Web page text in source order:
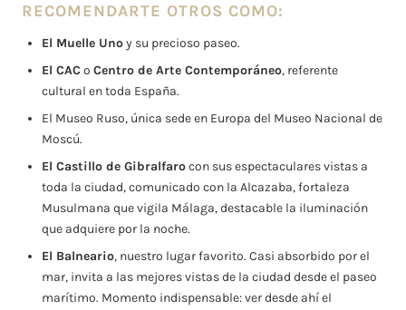
RECOMENDARTE OTROS COMO:
El Muelle Unoy su precioso paseo.
El CACo Centro de Arte Contemporáneo, referente
cultural en toda España.
El Museo Ruso, única sede en Europa del Museo Nacional de
Moscú.
El Castillo de Gibralfarocon sus espectaculares vistas a
toda la ciudad, comunicado con la Alcazaba, fortaleza
Musulmana que vigila Málaga, destacable la iluminación
que adquiere por la noche.
El Balneario, nuestro lugar favorito. Casi absorbido por el
mar, invita a las mejores vistas de la ciudad desde el paseo
marítimo. Momento indispensable: ver desde ahí el